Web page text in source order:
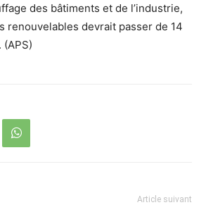
des bâtiments et de l’industrie,
renouvelables devrait passer de 14
(APS)
Article suivant